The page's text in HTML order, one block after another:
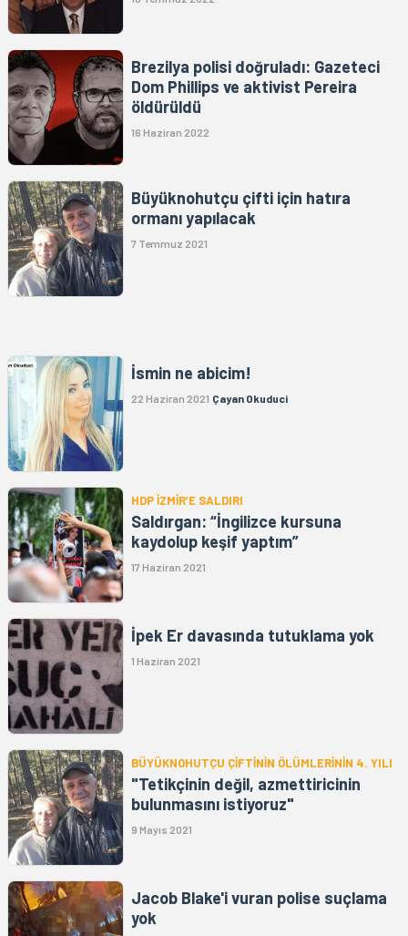
Brezilya polisi doğruladı: Gazeteci
Dom Phillips ve aktivist Pereira
öldürüldü
16 Haziran 2022
Büyüknohutçu çifti için hatıra
ormanı yapılacak
7 Temmuz 2021
İsmin ne abicim!
22 Haziran 2021 Çayan Okuduci
HDP İZMİR’E SALDIRI
Saldırgan: “İngilizce kursuna
kaydolup keşif yaptım”
17 Haziran 2021
İpek Er davasında tutuklama yok
1 Haziran 2021
BÜYÜKNOHUTÇU ÇİFTİNİN ÖLÜMLERİNİN 4. YILI
"Tetikçinin değil, azmettiricinin
bulunmasını istiyoruz"
9 Mayıs 2021
Jacob Blake'i vuran polise suçlama
yok